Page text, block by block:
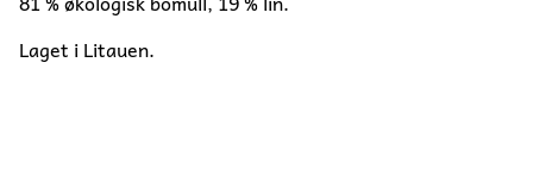
Laget i Litauen.